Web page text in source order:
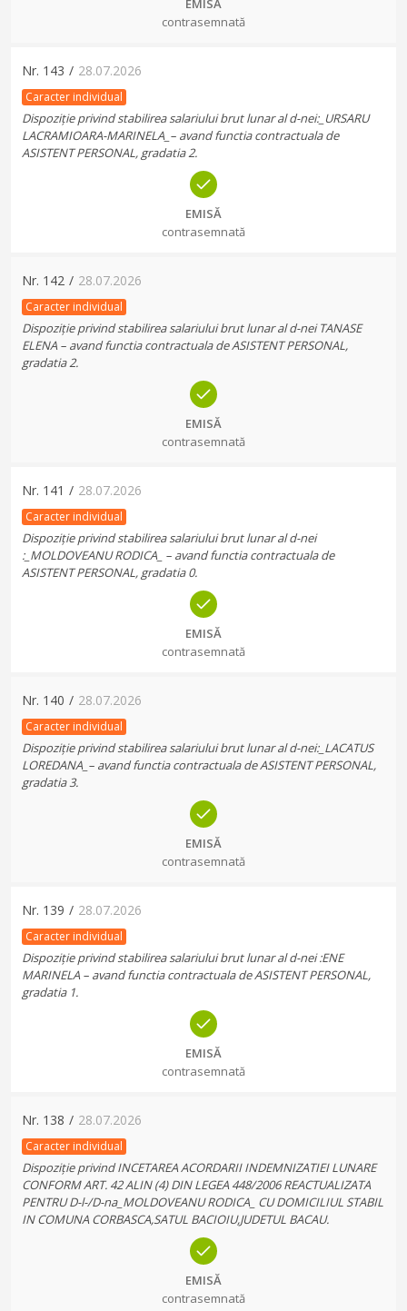
EMISĂ
contrasemnată
Nr. 143 / 28.07.2026
Caracter individual
Dispoziție privind stabilirea salariului brut lunar al d-nei:_URSARU
LACRAMIOARA-MARINELA_– avand functia contractuala de
ASISTENT PERSONAL, gradatia 2.
EMISĂ
contrasemnată
Nr. 142 / 28.07.2026
Caracter individual
Dispoziție privind stabilirea salariului brut lunar al d-nei TANASE
ELENA – avand functia contractuala de ASISTENT PERSONAL,
gradatia 2.
EMISĂ
contrasemnată
Nr. 141 / 28.07.2026
Caracter individual
Dispoziție privind stabilirea salariului brut lunar al d-nei
:_MOLDOVEANU RODICA_ – avand functia contractuala de
ASISTENT PERSONAL, gradatia 0.
EMISĂ
contrasemnată
Nr. 140 / 28.07.2026
Caracter individual
Dispoziție privind stabilirea salariului brut lunar al d-nei:_LACATUS
LOREDANA_– avand functia contractuala de ASISTENT PERSONAL,
gradatia 3.
EMISĂ
contrasemnată
Nr. 139 / 28.07.2026
Caracter individual
Dispoziție privind stabilirea salariului brut lunar al d-nei :ENE
MARINELA – avand functia contractuala de ASISTENT PERSONAL,
gradatia 1.
EMISĂ
contrasemnată
Nr. 138 / 28.07.2026
Caracter individual
Dispoziție privind INCETAREA ACORDARII INDEMNIZATIEI LUNARE
CONFORM ART. 42 ALIN (4) DIN LEGEA 448/2006 REACTUALIZATA
PENTRU D-l-/D-na_MOLDOVEANU RODICA_ CU DOMICILIUL STABIL
IN COMUNA CORBASCA,SATUL BACIOIU,JUDETUL BACAU.
EMISĂ
contrasemnată